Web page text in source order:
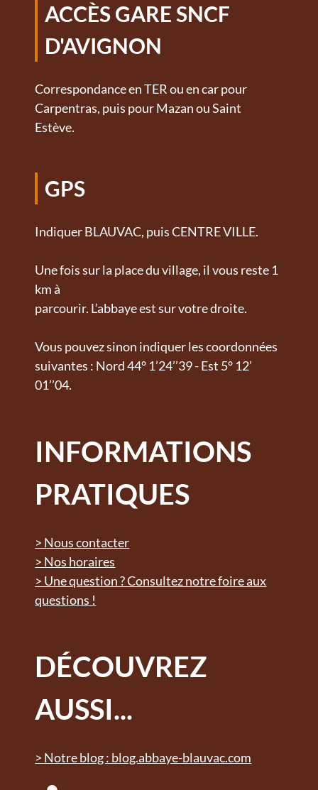
ACCÈS GARE SNCF
D'AVIGNON
Correspondance en TER ou en car pour
Carpentras, puis pour Mazan ou Saint
Estève.
GPS
Indiquer BLAUVAC, puis CENTRE VILLE.
Une fois sur la place du village, il vous reste 1
km à
parcourir. L’abbaye est sur votre droite.
Vous pouvez sinon indiquer les coordonnées
suivantes : Nord 44° 1’24’’39 - Est 5° 12’
01’’04.
INFORMATIONS
PRATIQUES
> Nous contacter
> Nos horaires
> Une question ? Consultez notre foire aux
questions !
DÉCOUVREZ
AUSSI...
> Notre blog : blog.abbaye-blauvac.com